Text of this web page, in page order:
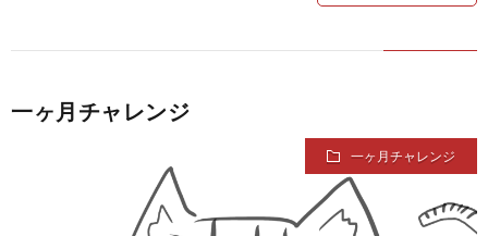
一ヶ月チャレンジ
一ヶ月チャレンジ